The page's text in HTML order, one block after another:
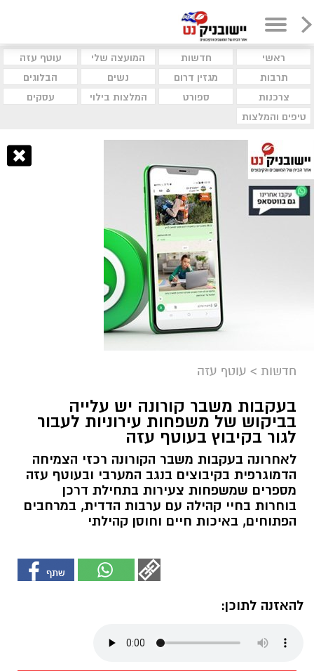
ראשי חדשות המועצה שלי
עוטף עזה
תרבות
מגזין דרום נשים
הבלוגים
צרכנות
ספורט המלצות בילוי
עסקים
טיפים והמלצות
חדשות > עוטף עזה
בעקבות משבר קורונה יש עלייה
בביקוש של משפחות עירוניות לעבור
לגור בקיבוץ בעוטף עזה
לאחרונה בעקבות משבר הקורונה רכזי הצמיחה
הדמוגרפית בקיבוצים בנגב המערבי ובעוטף עזה
מספרים שמשפחות צעירות בתחילת דרכן
בוחרות בחיי קהילה עם ערבות הדדית, במרחבים
הפתוחים, באיכות חיים וחוסן קהילתי
להאזנה לתוכן: